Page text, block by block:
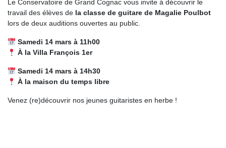
Le Conservatoire de Grand Cognac vous invite à découvrir le
travail des élèves de la classe de guitare de Magalie Poulbot
lors de deux auditions ouvertes au public.
Samedi 14 mars à 11h00
À la Villa François 1er
Samedi 14 mars à 14h30
À la maison du temps libre
Venez (re)découvrir nos jeunes guitaristes en herbe !